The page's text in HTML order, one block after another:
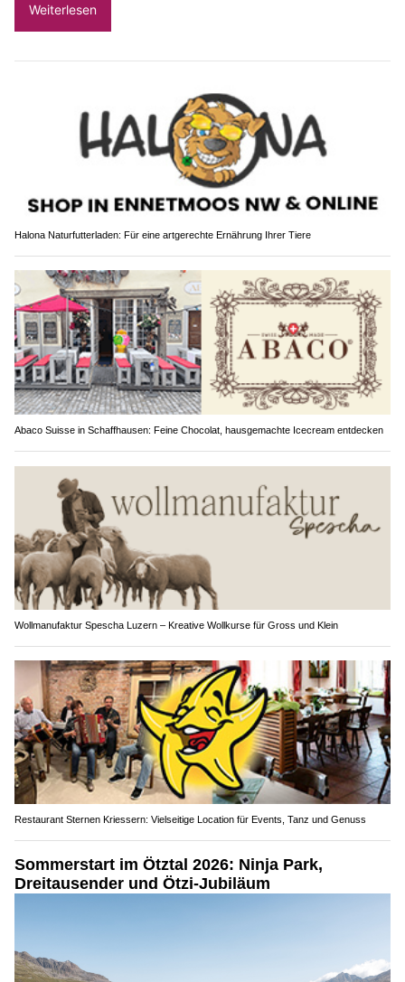
Weiterlesen
Halona Naturfutterladen: Für eine artgerechte Ernährung Ihrer Tiere
Abaco Suisse in Schaffhausen: Feine Chocolat, hausgemachte Icecream entdecken
Wollmanufaktur Spescha Luzern – Kreative Wollkurse für Gross und Klein
Restaurant Sternen Kriessern: Vielseitige Location für Events, Tanz und Genuss
Sommerstart im Ötztal 2026: Ninja Park,
Dreitausender und Ötzi-Jubiläum